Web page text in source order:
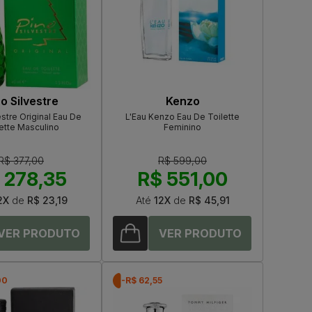
Silvestre
Original Eau De
Masculino
377,00
278,35
de R$ 23,19
Kenzo
L'Eau Kenzo Eau De Toilette
Feminino
R$ 599,00
R$ 551,00
Até 12Xde R$ 45,91
-R$ 62,55